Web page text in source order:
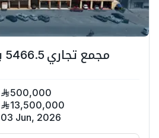
مجمع تجاري 5466.5 بحي المحمدية (1)
500,000
13,500,000
03 Jun, 2026